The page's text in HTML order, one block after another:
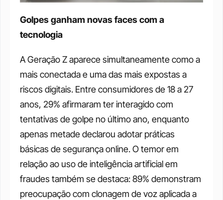
Golpes ganham novas faces com a
tecnologia
A Geração Z aparece simultaneamente como a
mais conectada e uma das mais expostas a
riscos digitais. Entre consumidores de 18 a 27
anos, 29% afirmaram ter interagido com
tentativas de golpe no último ano, enquanto
apenas metade declarou adotar práticas
básicas de segurança online. O temor em
relação ao uso de inteligência artificial em
fraudes também se destaca: 89% demonstram
preocupação com clonagem de voz aplicada a